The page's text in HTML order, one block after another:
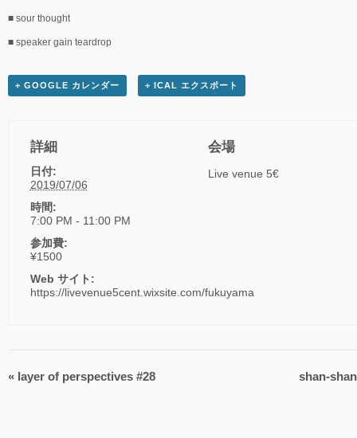
■ sour thought
■ speaker gain teardrop
+ GOOGLE カレンダー + ICAL エクスポート
詳細
日付:
2019/07/06
時間:
7:00 PM - 11:00 PM
参加費:
¥1500
Web サイト:
https://livevenue5cent.wixsite.com/fukuyama
会場
Live venue 5€
イ
« layer of perspectives #28 shan-